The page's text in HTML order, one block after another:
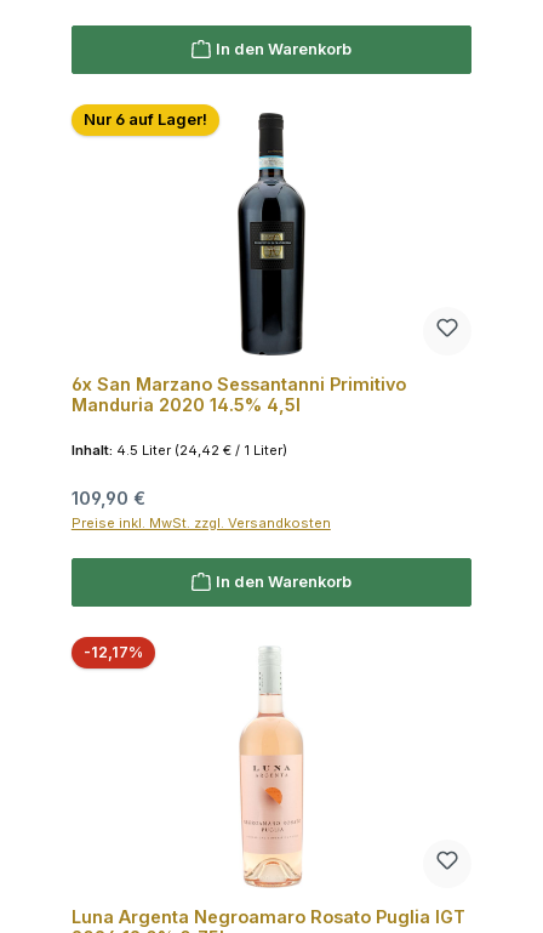
In den Warenkorb
Nur 6 auf Lager!
6x San Marzano Sessantanni Primitivo
Manduria 2020 14.5% 4,5l
Inhalt: 4.5 Liter (24,42 € / 1 Liter)
Regulärer Preis:
109,90 €
Preise inkl. MwSt. zzgl. Versandkosten
In den Warenkorb
-12,17%Rabatt
Luna Argenta Negroamaro Rosato Puglia IGT